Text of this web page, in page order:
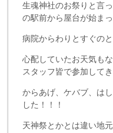
生魂神社のお祭りと言
の駅前から屋台が始ま
病院からわりとすぐの
心配していたお天気も
スタッフ皆で参加して
からあげ、ケバブ、は
した！！！
天神祭とかとは違い地